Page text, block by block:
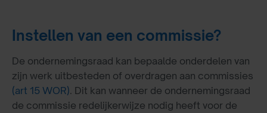
Instellen van een commissie?
De ondernemingsraad kan bepaalde onderdelen van
zijn werk uitbesteden of overdragen aan commissies
(art 15 WOR). Dit kan wanneer de ondernemingsraad
de commissie redelijkerwijze nodig heeft voor de